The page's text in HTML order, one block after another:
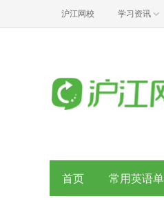
沪江网校 学习资讯
首页 常用英语